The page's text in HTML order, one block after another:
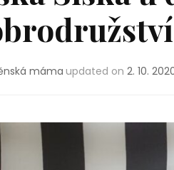
mámaupdated on 2. 10.